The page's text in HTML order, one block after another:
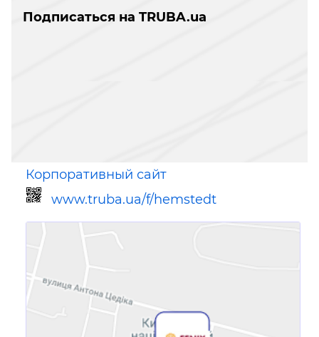
Подписаться на TRUBA.ua
Корпоративный сайт
www.truba.ua/f/hemstedt
Ссылка для мобильных устройств